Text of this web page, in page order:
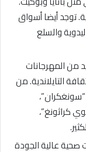
توجد أيضا أسواق
والسلع
من المهرجانات
التايلاندية. من
كراثونغ”،
صحية عالية الجودة